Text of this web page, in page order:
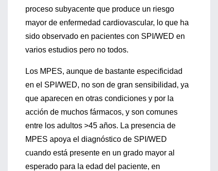
proceso subyacente que produce un riesgo
mayor de enfermedad cardiovascular, lo que ha
sido observado en pacientes con SPI/WED en
varios estudios pero no todos.
Los MPES, aunque de bastante especificidad
en el SPI/WED, no son de gran sensibilidad, ya
que aparecen en otras condiciones y por la
acción de muchos fármacos, y son comunes
entre los adultos >45 años. La presencia de
MPES apoya el diagnóstico de SPI/WED
cuando está presente en un grado mayor al
esperado para la edad del paciente, en